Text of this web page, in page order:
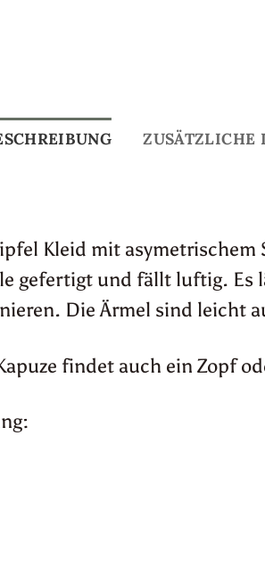
ZUSÄTZLICHE
Kleid mit
gefertigt und fällt luftig. Es
Die Ärmel sind leicht
findet auch ein Zopf